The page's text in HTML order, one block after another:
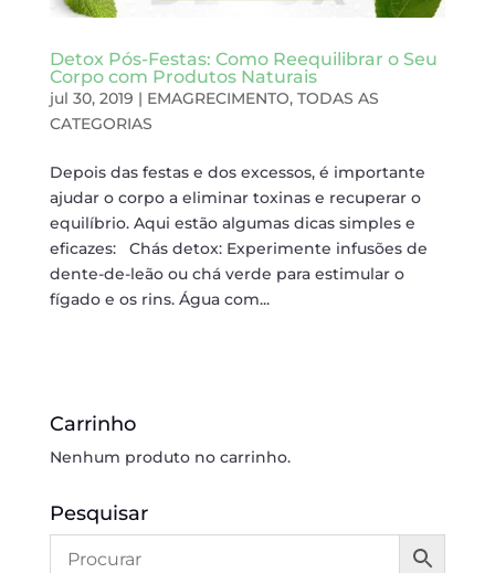
Detox Pós-Festas: Como Reequilibrar o Seu
Corpo com Produtos Naturais
jul 30, 2019 | EMAGRECIMENTO, TODAS AS
CATEGORIAS
Depois das festas e dos excessos, é importante
ajudar o corpo a eliminar toxinas e recuperar o
equilíbrio. Aqui estão algumas dicas simples e
eficazes: Chás detox: Experimente infusões de
dente-de-leão ou chá verde para estimular o
fígado e os rins. Água com...
Carrinho
Nenhum produto no carrinho.
Pesquisar